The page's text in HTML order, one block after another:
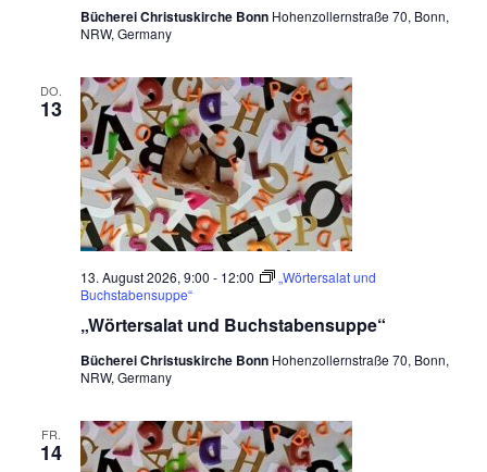
Bücherei Christuskirche Bonn Hohenzollernstraße 70, Bonn,
NRW, Germany
DO.
13
„Wörtersalat und Buchstabensuppe“
13. August 2026, 9:00 - 12:00
„Wörtersalat und
Buchstabensuppe“
Bücherei Christuskirche Bonn Hohenzollernstraße 70, Bonn,
NRW, Germany
FR.
14